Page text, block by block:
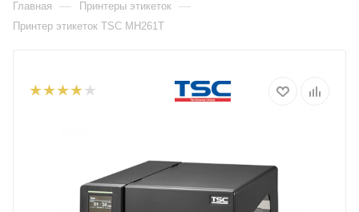
Главная — Принтеры этикеток —
Принтер этикеток TSC MH261T